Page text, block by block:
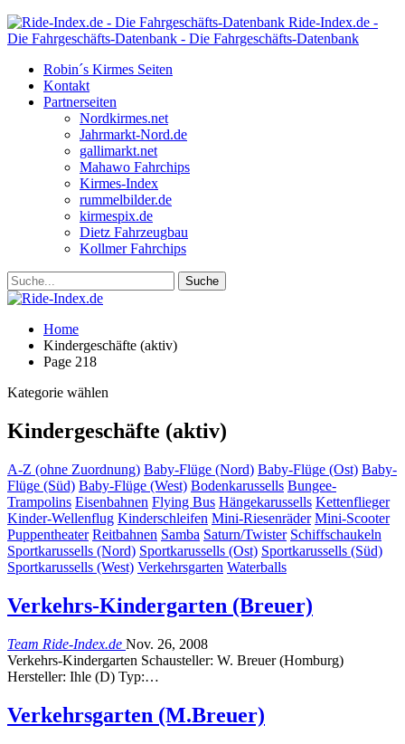
Ride-Index.de -
Die Fahrgeschäfts-Datenbank - Die Fahrgeschäfts-Datenbank
Robin´s Kirmes Seiten
Kontakt
Partnerseiten
Nordkirmes.net
Jahrmarkt-Nord.de
gallimarkt.net
Mahawo Fahrchips
Kirmes-Index
rummelbilder.de
kirmespix.de
Dietz Fahrzeugbau
Kollmer Fahrchips
Home
Kindergeschäfte (aktiv)
Page 218
Kategorie wählen
Kindergeschäfte (aktiv)
A-Z (ohne Zuordnung) Baby-Flüge (Nord) Baby-Flüge (Ost) Baby-
Flüge (Süd) Baby-Flüge (West) Bodenkarussells Bungee-
Trampolins Eisenbahnen Flying Bus Hängekarussells Kettenflieger
Kinder-Wellenflug Kinderschleifen Mini-Riesenräder Mini-Scooter
Puppentheater Reitbahnen Samba Saturn/Twister Schiffschaukeln
Sportkarussells (Nord) Sportkarussells (Ost) Sportkarussells (Süd)
Sportkarussells (West) Verkehrsgarten Waterballs
Verkehrs-Kindergarten (Breuer)
Team Ride-Index.de Nov. 26, 2008
Verkehrs-Kindergarten Schausteller: W. Breuer (Homburg)
Hersteller: Ihle (D) Typ:…
Verkehrsgarten (M.Breuer)